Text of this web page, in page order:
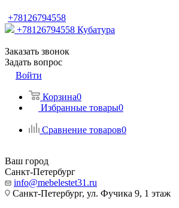
+78126794558
+78126794558 Кубатура
Заказать звонок
Задать вопрос
Войти
Корзина0
Избранные товары0
Сравнение товаров0
Ваш город
Санкт-Петербург
info@mebelestet31.ru
Санкт-Петербург, ул. Фучика 9, 1 этаж